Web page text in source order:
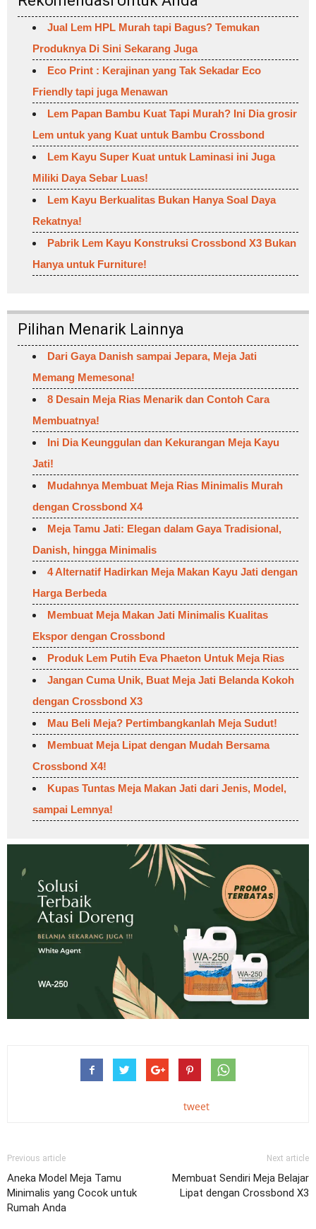
Jual Lem HPL Murah tapi Bagus? Temukan
Produknya Di Sini Sekarang Juga
Eco Print : Kerajinan yang Tak Sekadar Eco
Friendly tapi juga Menawan
Lem Papan Bambu Kuat Tapi Murah? Ini Dia grosir
Lem untuk yang Kuat untuk Bambu Crossbond
Lem Kayu Super Kuat untuk Laminasi ini Juga
Miliki Daya Sebar Luas!
Lem Kayu Berkualitas Bukan Hanya Soal Daya
Rekatnya!
Pabrik Lem Kayu Konstruksi Crossbond X3 Bukan
Hanya untuk Furniture!
Pilihan Menarik Lainnya
Dari Gaya Danish sampai Jepara, Meja Jati
Memang Memesona!
8 Desain Meja Rias Menarik dan Contoh Cara
Membuatnya!
Ini Dia Keunggulan dan Kekurangan Meja Kayu
Jati!
Mudahnya Membuat Meja Rias Minimalis Murah
dengan Crossbond X4
Meja Tamu Jati: Elegan dalam Gaya Tradisional,
Danish, hingga Minimalis
4 Alternatif Hadirkan Meja Makan Kayu Jati dengan
Harga Berbeda
Membuat Meja Makan Jati Minimalis Kualitas
Ekspor dengan Crossbond
Produk Lem Putih Eva Phaeton Untuk Meja Rias
Jangan Cuma Unik, Buat Meja Jati Belanda Kokoh
dengan Crossbond X3
Mau Beli Meja? Pertimbangkanlah Meja Sudut!
Membuat Meja Lipat dengan Mudah Bersama
Crossbond X4!
Kupas Tuntas Meja Makan Jati dari Jenis, Model,
sampai Lemnya!
tweet
Previous article
Aneka Model Meja Tamu
Minimalis yang Cocok untuk
Rumah Anda
Next article
Membuat Sendiri Meja Belajar
Lipat dengan Crossbond X3